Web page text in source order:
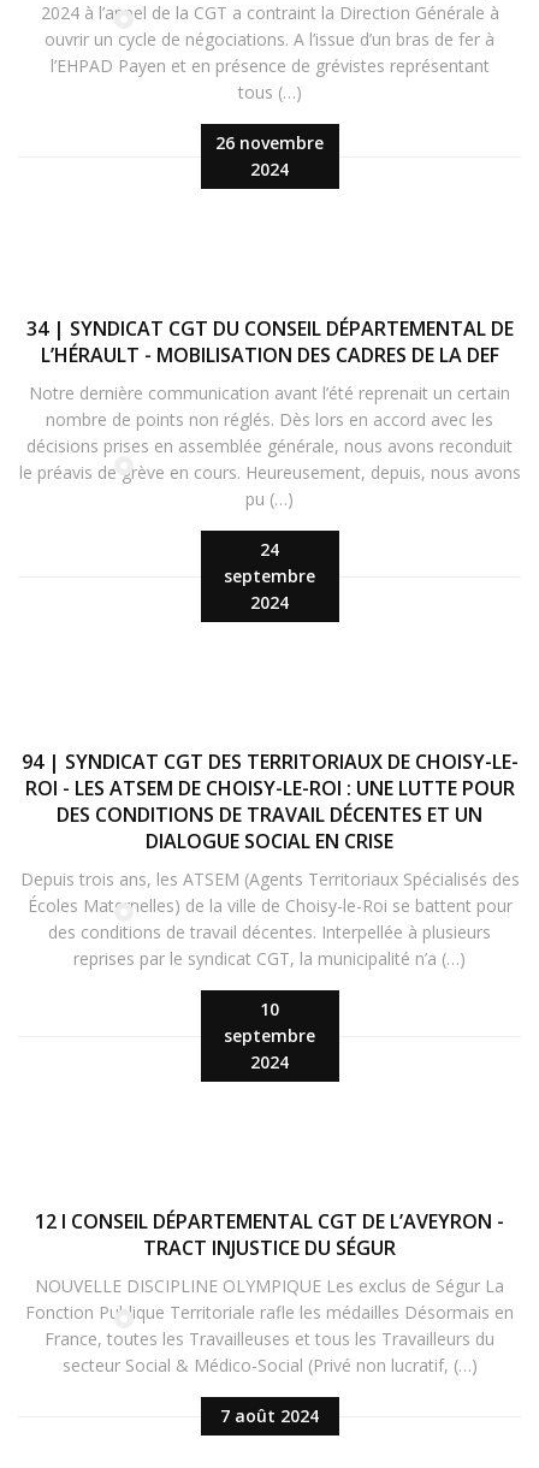
26 novembre
2024
2024 à l’appel de la CGT a contraint la Direction Générale à
ouvrir un cycle de négociations. A l’issue d’un bras de fer à
l’EHPAD Payen et en présence de grévistes représentant
tous (…)
24
septembre
2024
34 | SYNDICAT CGT DU CONSEIL DÉPARTEMENTAL DE
L’HÉRAULT - MOBILISATION DES CADRES DE LA DEF
Notre dernière communication avant l’été reprenait un certain
nombre de points non réglés. Dès lors en accord avec les
décisions prises en assemblée générale, nous avons reconduit
le préavis de grève en cours. Heureusement, depuis, nous avons
pu (…)
10
septembre
2024
94 | SYNDICAT CGT DES TERRITORIAUX DE CHOISY-LE-
ROI - LES ATSEM DE CHOISY-LE-ROI : UNE LUTTE POUR
DES CONDITIONS DE TRAVAIL DÉCENTES ET UN
DIALOGUE SOCIAL EN CRISE
Depuis trois ans, les ATSEM (Agents Territoriaux Spécialisés des
Écoles Maternelles) de la ville de Choisy-le-Roi se battent pour
des conditions de travail décentes. Interpellée à plusieurs
reprises par le syndicat CGT, la municipalité n’a (…)
7 août 2024
12 I CONSEIL DÉPARTEMENTAL CGT DE L’AVEYRON -
TRACT INJUSTICE DU SÉGUR
NOUVELLE DISCIPLINE OLYMPIQUE Les exclus de Ségur La
Fonction Publique Territoriale rafle les médailles Désormais en
France, toutes les Travailleuses et tous les Travailleurs du
secteur Social & Médico-Social (Privé non lucratif, (…)